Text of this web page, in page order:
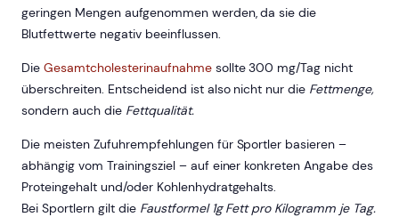
geringen Mengen aufgenommen werden, da sie die
Blutfettwerte negativ beeinflussen.
Die Gesamtcholesterinaufnahmesollte 300 mg/Tag nicht
überschreiten. Entscheidend ist also nicht nur die Fettmenge,
sondern auch die Fettqualität.
Die meisten Zufuhrempfehlungen für Sportler basieren –
abhängig vom Trainingsziel – auf einer konkreten Angabe des
Proteingehalt und/oder Kohlenhydratgehalts.
Bei Sportlern gilt die Faustformel 1g Fett pro Kilogramm je Tag.